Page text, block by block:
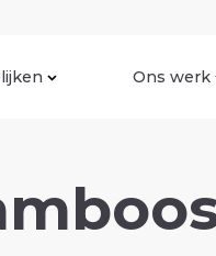
Ons werk